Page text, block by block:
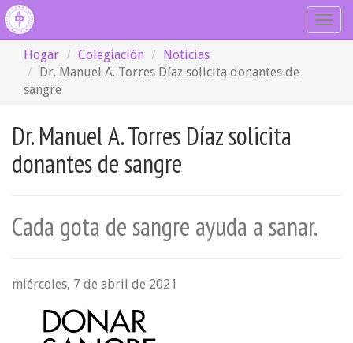
Hogar
Colegiación
Noticias
Dr. Manuel A. Torres Díaz solicita donantes de
sangre
Dr. Manuel A. Torres Díaz solicita
donantes de sangre
Cada gota de sangre ayuda a sanar.
miércoles, 7 de abril de 2021